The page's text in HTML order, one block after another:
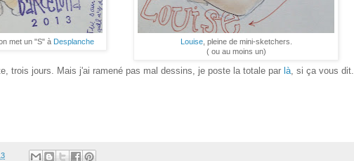
met un "S" à Desplanche Louise, pleine de mini-sketchers.
( ou au moins un)
trois jours. Mais j'ai ramené pas mal dessins, je poste la totale par là, si ça vous dit.